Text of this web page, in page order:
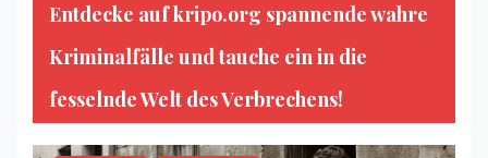
Entdecke auf kripo.org spannende wahre
Kriminalfälle und tauche ein in die
fesselnde Welt des Verbrechens!